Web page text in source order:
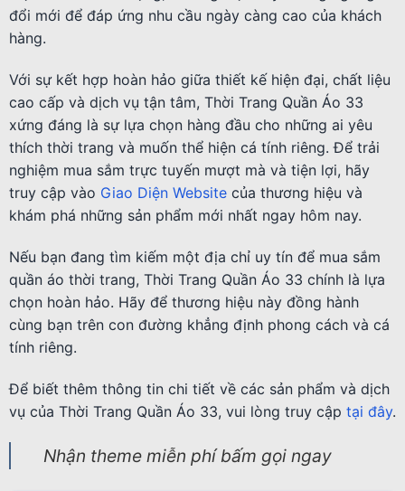
đổi mới để đáp ứng nhu cầu ngày càng cao của khách
hàng.
Với sự kết hợp hoàn hảo giữa thiết kế hiện đại, chất liệu
cao cấp và dịch vụ tận tâm, Thời Trang Quần Áo 33
xứng đáng là sự lựa chọn hàng đầu cho những ai yêu
thích thời trang và muốn thể hiện cá tính riêng. Để trải
nghiệm mua sắm trực tuyến mượt mà và tiện lợi, hãy
truy cập vào Giao Diện Website của thương hiệu và
khám phá những sản phẩm mới nhất ngay hôm nay.
Nếu bạn đang tìm kiếm một địa chỉ uy tín để mua sắm
quần áo thời trang, Thời Trang Quần Áo 33 chính là lựa
chọn hoàn hảo. Hãy để thương hiệu này đồng hành
cùng bạn trên con đường khẳng định phong cách và cá
tính riêng.
Để biết thêm thông tin chi tiết về các sản phẩm và dịch
vụ của Thời Trang Quần Áo 33, vui lòng truy cập tại đây.
Nhận theme miễn phí bấm gọi ngay